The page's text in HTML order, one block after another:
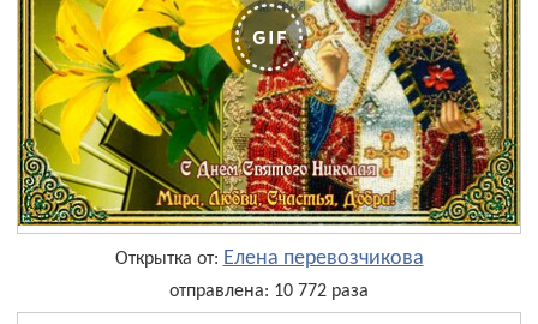
Открытка от: Елена перевозчикова
отправлена: 10 772 раза